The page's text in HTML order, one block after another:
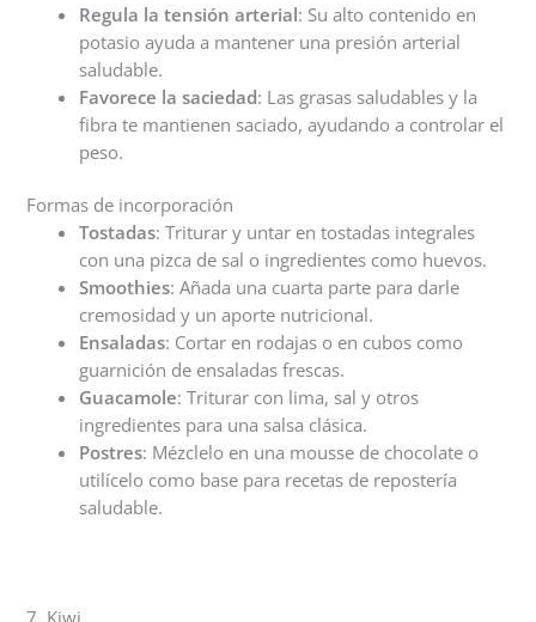
Regula la tensión arterial: Su alto contenido en
potasio ayuda a mantener una presión arterial
saludable.
Favorece la saciedad: Las grasas saludables y la
fibra te mantienen saciado, ayudando a controlar el
peso.
Formas de incorporación
Tostadas: Triturar y untar en tostadas integrales
con una pizca de sal o ingredientes como huevos.
Smoothies: Añada una cuarta parte para darle
cremosidad y un aporte nutricional.
Ensaladas: Cortar en rodajas o en cubos como
guarnición de ensaladas frescas.
Guacamole: Triturar con lima, sal y otros
ingredientes para una salsa clásica.
Postres: Mézclelo en una mousse de chocolate o
utilícelo como base para recetas de repostería
saludable.
7. Kiwi